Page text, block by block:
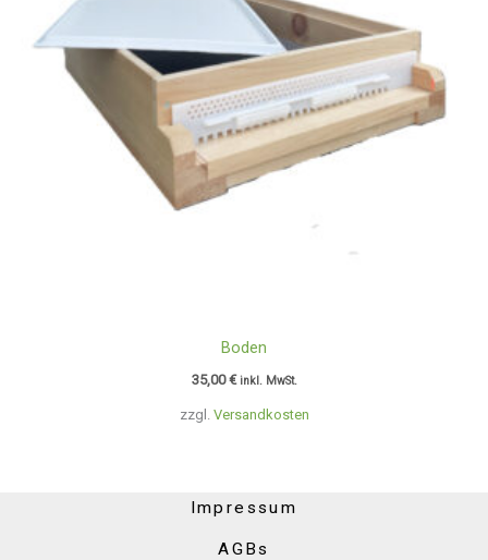
zzgl. Versandkosten
Boden
35,00€ inkl. MwSt.
Impressum
AGBs